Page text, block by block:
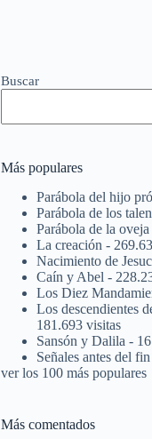
Buscar
Más populares
Parábola del hijo
Parábola de los
Parábola de la
La creación -
Nacimiento de
Caín y Abel -
Los Diez
Los descendientes
181.693 visitas
Sansón y Dalila -
Señales antes del fin
ver los 100 más populares
Más comentados